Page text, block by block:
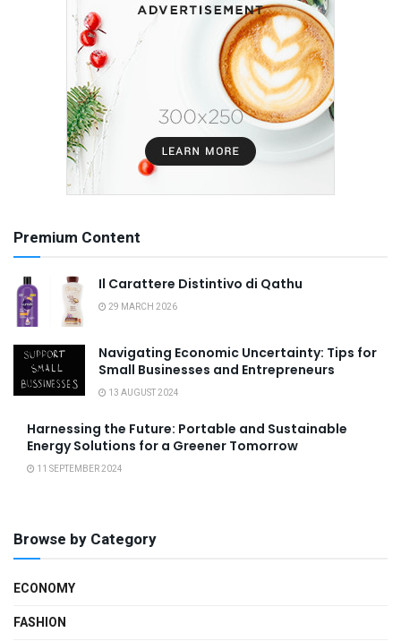
Premium Content
Il Carattere Distintivo di Qathu
29 MARCH 2026
Navigating Economic Uncertainty: Tips for
Small Businesses and Entrepreneurs
13 AUGUST 2024
Harnessing the Future: Portable and Sustainable
Energy Solutions for a Greener Tomorrow
11 SEPTEMBER 2024
Browse by Category
ECONOMY
FASHION